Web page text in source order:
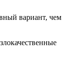
вариант, чем